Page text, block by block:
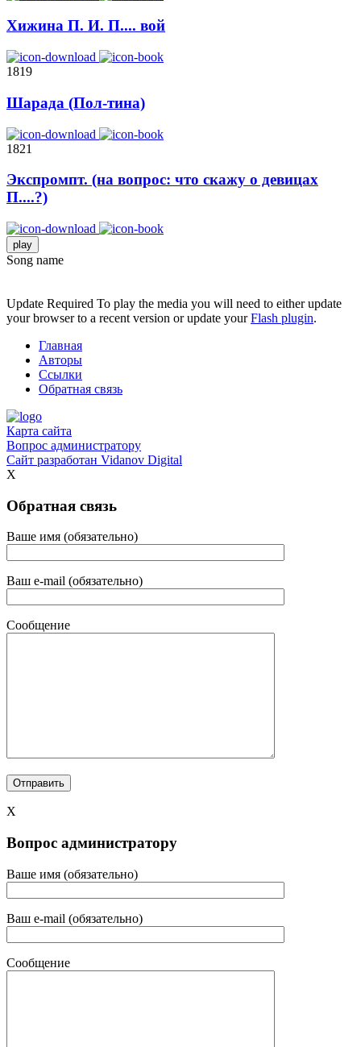
Хижина П. И. П.... вой
1819
Шарада (Пол-тина)
1821
Экспромпт. (на вопрос: чтo скажу о девицах
П....?)
play
Song name
Update Required To play the media you will need to either update
your browser to a recent version or update yourFlash plugin.
Главная
Авторы
Ссылки
Обратная связь
Карта сайта
Вопрос администратору
Сайт разработан Vidanov Digital
X
Обратная связь
Ваше имя (обязательно)
Ваш e-mail (обязательно)
Сообщение
X
Вопрос администратору
Ваше имя (обязательно)
Ваш e-mail (обязательно)
Сообщение